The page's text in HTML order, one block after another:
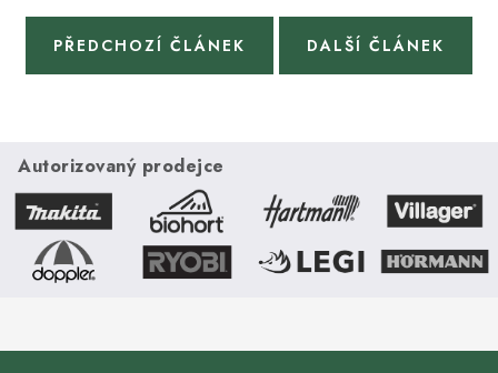
PŘEDCHOZÍ ČLÁNEK DALŠÍ ČLÁNEK
Autorizovaný prodejce